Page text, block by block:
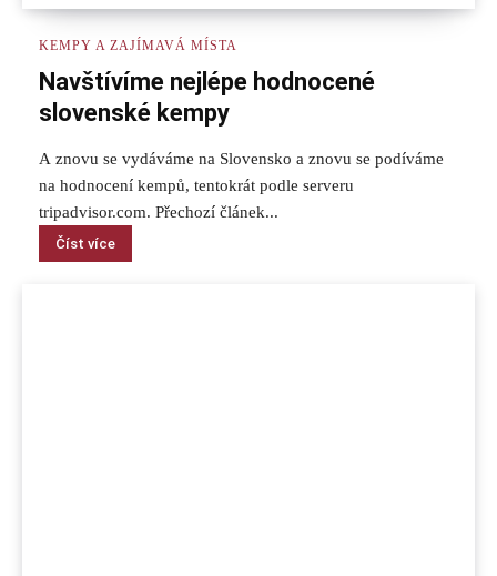
KEMPY A ZAJÍMAVÁ MÍSTA
Navštívíme nejlépe hodnocené
slovenské kempy
A znovu se vydáváme na Slovensko a znovu se podíváme
na hodnocení kempů, tentokrát podle serveru
tripadvisor.com. Přechozí článek...
Číst více